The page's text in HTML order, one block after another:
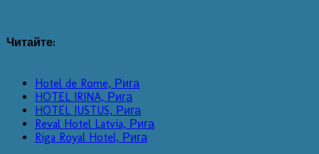
Читайте:
Hotel de Rome, Рига
HOTEL IRINA, Рига
HOTEL JUSTUS, Рига
Reval Hotel Latvia, Рига
Riga Royal Hotel, Рига